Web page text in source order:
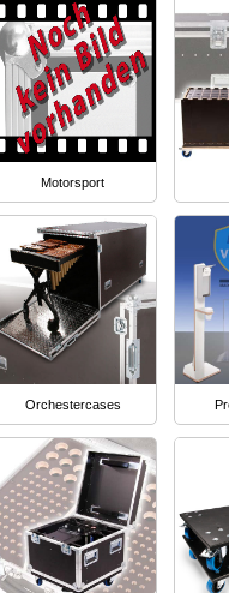
Motorsport
Orchestercases